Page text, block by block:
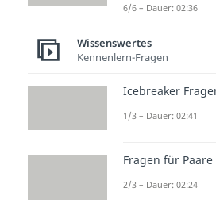
9. Passwort
10. Unser
11. Frag deine
12. Nachbar,
13. Wir sind
14. Passwort:
6/6 – Dauer: 02:36
Wissenswertes
Kennenlern-Fragen
Icebreaker
1/3 – Dauer: 02:41
Fragen für Paare
2/3 – Dauer: 02:24